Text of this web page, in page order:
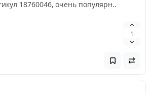
18760046, очень популярн..